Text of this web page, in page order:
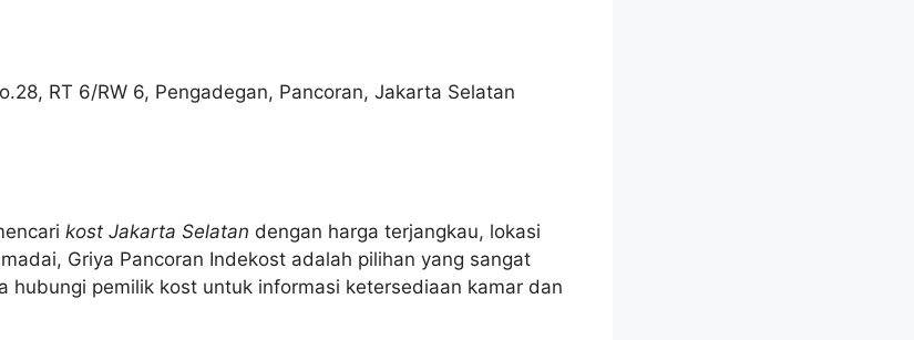
RT 6/RW 6, Pengadegan, Pancoran, Jakarta Selatan
kost Jakarta Selatan dengan harga terjangkau, lokasi
Griya Pancoran Indekost adalah pilihan yang sangat
hubungi pemilik kost untuk informasi ketersediaan kamar dan